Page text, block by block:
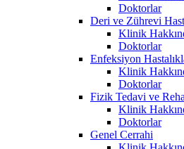
Doktorlar
Deri ve Zührevi
Klinik
Doktorlar
Enfeksiyon
Klinik
Doktorlar
Fizik Tedavi ve
Klinik
Doktorlar
Genel Cerrahi